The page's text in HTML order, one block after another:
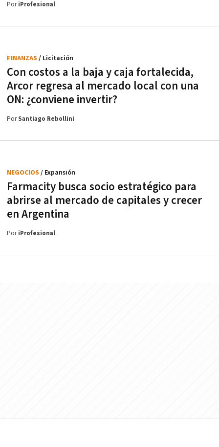
PoriProfesional
Con costos a la baja y caja fortalecida,
Arcor regresa al mercado local con una
ON: ¿conviene invertir?
FINANZAS / Licitación
PorSantiago Rebollini
Farmacity busca socio estratégico para
abrirse al mercado de capitales y crecer
en Argentina
NEGOCIOS / Expansión
PoriProfesional